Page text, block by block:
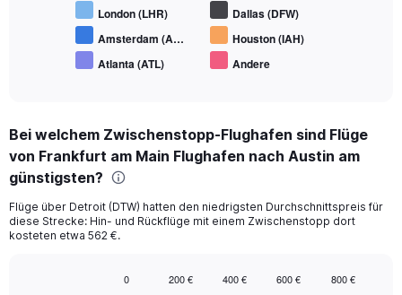
London (LHR)
Dallas (DFW)
Amsterdam (A…
Houston (IAH)
Atlanta (ATL)
Andere
Bei welchem Zwischenstopp-Flughafen sind Flüge
von Frankfurt am Main Flughafen nach Austin am
günstigsten?
Flüge über Detroit (DTW) hatten den niedrigsten Durchschnittspreis für
diese Strecke: Hin- und Rückflüge mit einem Zwischenstopp dort
kosteten etwa 562 €.
0 200 € 400 € 600 € 800 €